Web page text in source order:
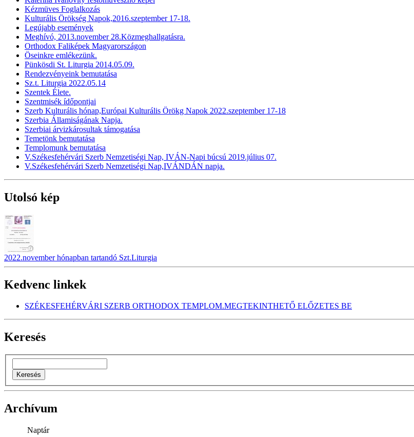
Kézmüves Foglalkozás
Kulturális Örökség Napok,2016.szeptember 17-18.
Legújabb események
Meghívó, 2013.november 28.Közmeghallgatásra.
Orthodox Faliképek Magyarországon
Öseinkre emlékezünk.
Pünkösdi St. Liturgia 2014.05.09.
Rendezvényeink bemutatása
Sz.t. Liturgia 2022.05.14
Szentek Élete.
Szentmisék ídőpontjai
Szerb Kulturális hónap,Európai Kulturális Örökg Napok 2022.szeptember 17-18
Szerbia Államiságának Napja.
Szerbiai árvizkárosultak támogatása
Temetönk bemutatása
Templomunk bemutatása
V.Székesfehérvári Szerb Nemzetiségi Nap, IVÁN-Napi búcsú 2019.július 07.
V.Székesfehérvári Szerb Nemzetiségi Nap,IVÁNDÁN napja.
Utolsó kép
2022.november hónapban tartandó Szt.Liturgia
Kedvenc linkek
SZÉKESFEHÉRVÁRI SZERB ORTHODOX TEMPLOM.MEGTEKINTHETŐ ELŐZETES BE
Keresés
Archívum
Naptár